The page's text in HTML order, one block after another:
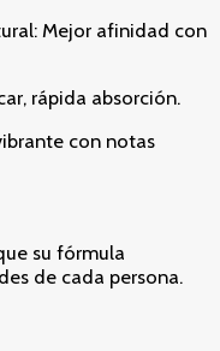
Mejor afinidad con
rápida absorción.
con notas
su fórmula
de cada persona.